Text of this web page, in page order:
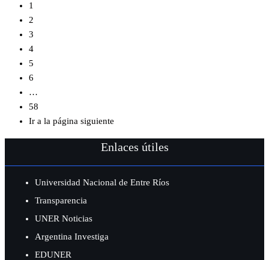
1
2
3
4
5
6
…
58
Ir a la página siguiente
Enlaces útiles
Universidad Nacional de Entre Ríos
Transparencia
UNER Noticias
Argentina Investiga
EDUNER